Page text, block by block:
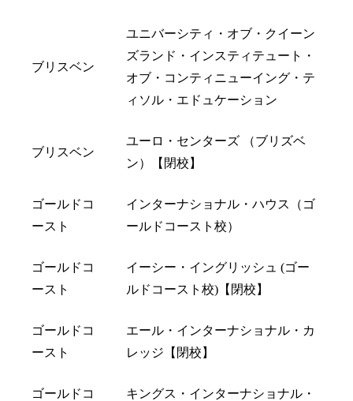
ブリスベン
ユニバーシティ・オブ・クイーン
ズランド・インスティテュート・
オブ・コンティニューイング・テ
ィソル・エドュケーション
ブリスベン
ユーロ・センターズ （ブリズベ
ン）【閉校】
ゴールドコ
ースト
インターナショナル・ハウス（ゴ
ールドコースト校）
ゴールドコ
ースト
イーシー・イングリッシュ (ゴー
ルドコースト校)【閉校】
ゴールドコ
ースト
エール・インターナショナル・カ
レッジ【閉校】
ゴールドコ
キングス・インターナショナル・